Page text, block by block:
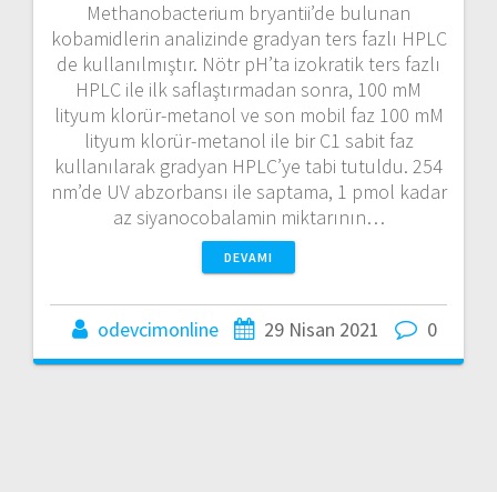
Methanobacterium bryantii’de bulunan
kobamidlerin analizinde gradyan ters fazlı HPLC
de kullanılmıştır. Nötr pH’ta izokratik ters fazlı
HPLC ile ilk saflaştırmadan sonra, 100 mM
lityum klorür-metanol ve son mobil faz 100 mM
lityum klorür-metanol ile bir C1 sabit faz
kullanılarak gradyan HPLC’ye tabi tutuldu. 254
nm’de UV abzorbansı ile saptama, 1 pmol kadar
az siyanocobalamin miktarının…
DEVAMI
odevcimonline 29 Nisan 2021 0